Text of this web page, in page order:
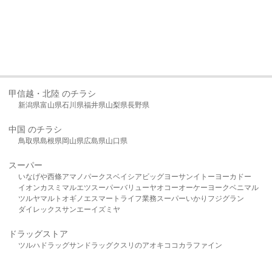
甲信越・北陸 のチラシ
新潟県富山県石川県福井県山梨県長野県
中国 のチラシ
鳥取県島根県岡山県広島県山口県
スーパー
いなげや西條アマノパークスベイシア ビッグヨーサンイトーヨーカドー
イオンカスミ マルエツスーパーバリューヤオコーオーケー ヨークベニマル
ツルヤマルト オギノ エスマート ライフ業務スーパーいかり フジグラン
ダイレックスサンエーイズミヤ
ドラッグストア
ツルハドラッグサンドラッグクスリのアオキ ココカラファイン